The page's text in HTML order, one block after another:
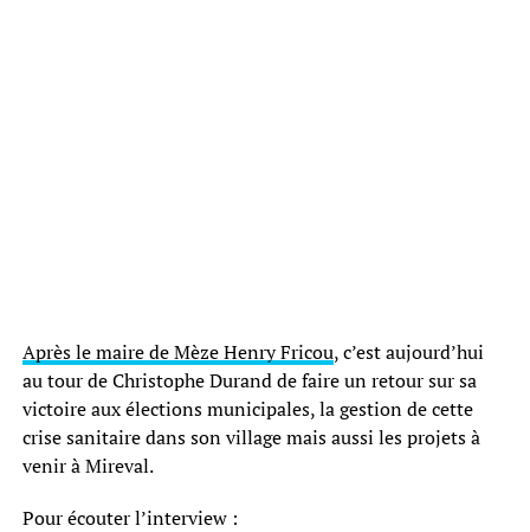
Après le maire de Mèze Henry Fricou, c’est aujourd’hui
au tour de Christophe Durand de faire un retour sur sa
victoire aux élections municipales, la gestion de cette
crise sanitaire dans son village mais aussi les projets à
venir à Mireval.
Pour écouter l’interview :